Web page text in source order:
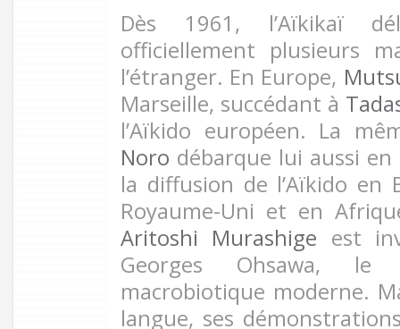
Dès 1961, l’Aïkikaï
officiellement plusieurs
l’étranger. En Europe,
Marseille, succédant à
l’Aïkido européen. La
Noro débarque lui aussi
la diffusion de l’Aïkido en
Royaume-Uni et en
Aritoshi Murashige est
Georges Ohsawa,
macrobiotique moderne.
langue, ses